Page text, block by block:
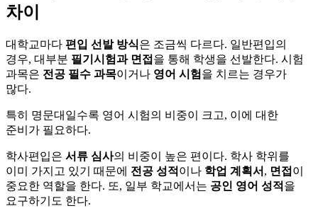
차이
대학교마다 편입 선발 방식은 조금씩 다르다. 일반편입의
경우, 대부분 필기시험과 면접 을 통해 학생을 선발한다. 시험
과목은 전공 필수 과목이거나 영어 시험 을 치르는 경우가
많다.
특히 명문대일수록 영어 시험의 비중이 크고, 이에 대한
준비가 필요하다.
학사편입은 서류 심사의 비중이 높은 편이다. 학사 학위를
이미 가지고 있기 때문에 전공 성적 이나 학업 계획서 , 면접 이
중요한 역할을 한다. 또, 일부 학교에서는 공인 영어 성적 을
요구하기도 한다.